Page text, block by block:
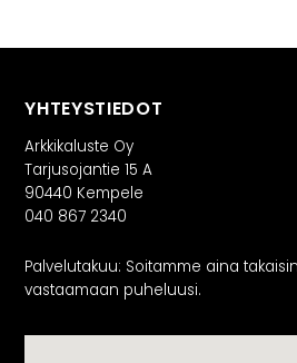
YHTEYSTIEDOT
Arkkikaluste Oy
Tarjusojantie 15 A
90440 Kempele
040 867 2340
Palvelutakuu: Soitamme aina
vastaamaan puheluusi.